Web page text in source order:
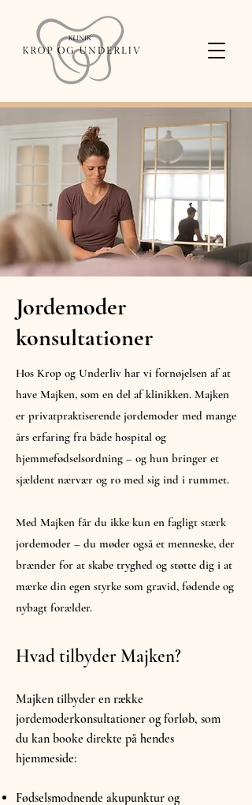
Jordemoder
konsultationer
Hos Krop og Underliv har vi fornøjelsen af at
have Majken, som en del af klinikken. Majken
er privatpraktiserende jordemoder med mange
års erfaring fra både hospital og
hjemmefødselsordning – og hun bringer et
sjældent nærvær og ro med sig ind i rummet.
Med Majken får du ikke kun en fagligt stærk
jordemoder – du møder også et menneske, der
brænder for at skabe tryghed og støtte dig i at
mærke din egen styrke som gravid, fødende og
nybagt forælder.
Hvad tilbyder Majken?
Majken tilbyder en række
jordemoderkonsultationer og forløb, som
du kan booke direkte på hendes
hjemmeside:
Fødselsmodnende akupunktur og